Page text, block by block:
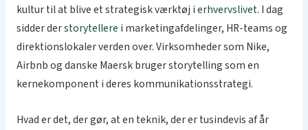
kultur til at blive et strategisk værktøj ierhvervslivet. I dag
sidder derstorytellere i marketingafdelinger, HR-teams og
direktionslokaler verden over. Virksomheder som Nike,
Airbnb og danske Maersk bruger storytelling som en
kernekomponent i deres kommunikationsstrategi.
Hvad er det, der gør, at en teknik, der er tusindevis af år